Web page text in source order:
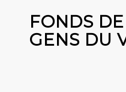
Détail
FONDS
GENS DU